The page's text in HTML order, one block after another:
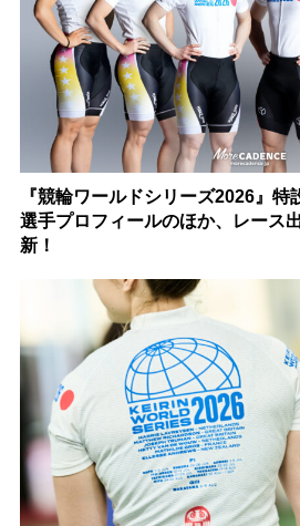
『競輪ワールドシリーズ2026』特
選手プロフィールのほか、レース
新！